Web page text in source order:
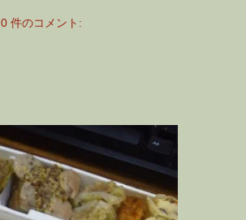
0 件のコメント: